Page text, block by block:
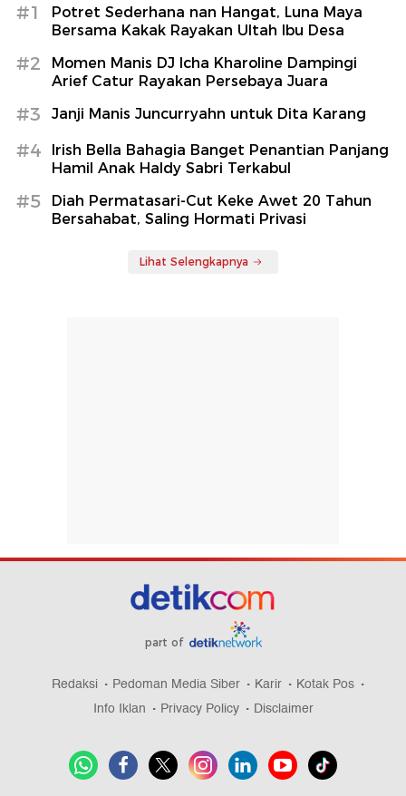
#1
Potret Sederhana nan Hangat, Luna Maya
Bersama Kakak Rayakan Ultah Ibu Desa
#2
Momen Manis DJ Icha Kharoline Dampingi
Arief Catur Rayakan Persebaya Juara
#3 Janji Manis Juncurryahn untuk Dita Karang
#4
Irish Bella Bahagia Banget Penantian Panjang
Hamil Anak Haldy Sabri Terkabul
#5
Diah Permatasari-Cut Keke Awet 20 Tahun
Bersahabat, Saling Hormati Privasi
Lihat Selengkapnya
part of
Redaksi Pedoman Media Siber Karir
Kotak Pos
Info Iklan
Privacy Policy Disclaimer